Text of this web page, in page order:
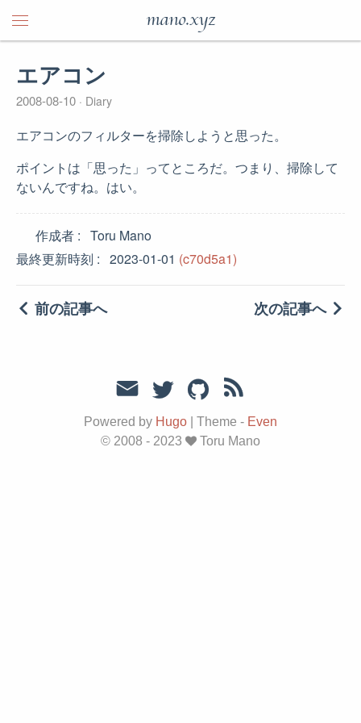
mano.xyz
エアコン
2008-08-10 Diary
エアコンのフィルターを掃除しようと思った。
ポイントは「思った」ってところだ。つまり、掃除して
ないんですね。はい。
作成者
Toru Mano
最終更新時刻
2023-01-01 (c70d5a1)
前の記事へ 次の記事へ
Powered by Hugo Theme - Even
© 2008 - 2023
Toru Mano